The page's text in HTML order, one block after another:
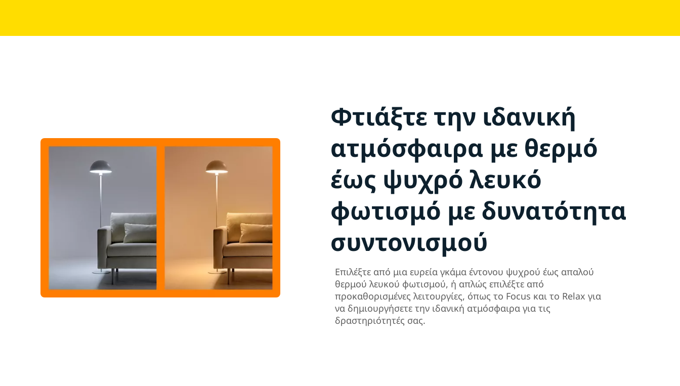
Φτιάξτε την ιδανική
ατμόσφαιρα με θερμό
έως ψυχρό λευκό
φωτισμό με δυνατότητα
συντονισμού
Επιλέξτε από μια ευρεία γκάμα έντονου ψυχρού έως απαλού
θερμού λευκού φωτισμού, ή απλώς επιλέξτε από
προκαθορισμένες λειτουργίες, όπως το Focus και το Relax για
να δημιουργήσετε την ιδανική ατμόσφαιρα για τις
δραστηριότητές σας.